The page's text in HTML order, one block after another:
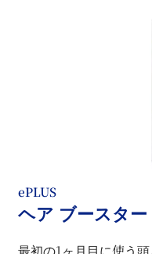
ePLUS
ヘア ブースター